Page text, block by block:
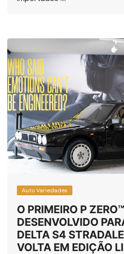
Auto Variedades
O PRIMEIRO P ZERO™
DESENVOLVIDO
DELTA S4
VOLTA EM EDIÇÃO